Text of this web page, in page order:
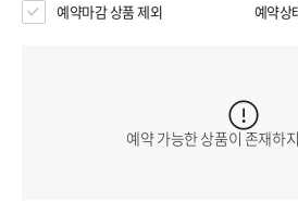
예약마감 상품 제외 예약상
예약 가능한 상품이 존재하